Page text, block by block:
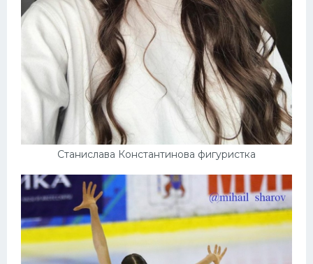
Станислава Константинова фигуристка